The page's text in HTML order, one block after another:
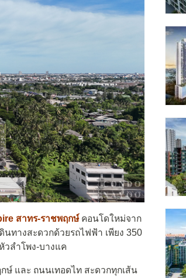
สาทร-ราชพฤกษ์ คอนโดใหม่จาก
นทางสะดวกด้วยรถไฟฟ้า เพียง 350
วลำโพง-บางแค
ษ์ และ ถนนเทอดไท สะดวกทุกเส้น